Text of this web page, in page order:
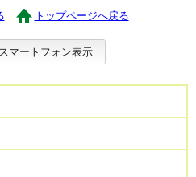
トップページへ戻る
スマートフォン表示